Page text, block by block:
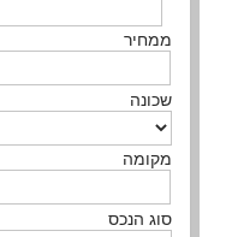
ממחיר
שכונה
מקומה
סוג הנכס